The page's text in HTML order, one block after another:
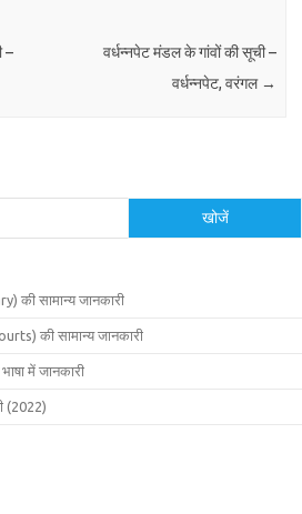
–
वर्धन्नपेट मंडल के गांवों की सूची –
वर्धन्नपेट, वरंगल →
खोजें
की सामान्य जानकारी
की सामान्य जानकारी
में जानकारी
(2022)